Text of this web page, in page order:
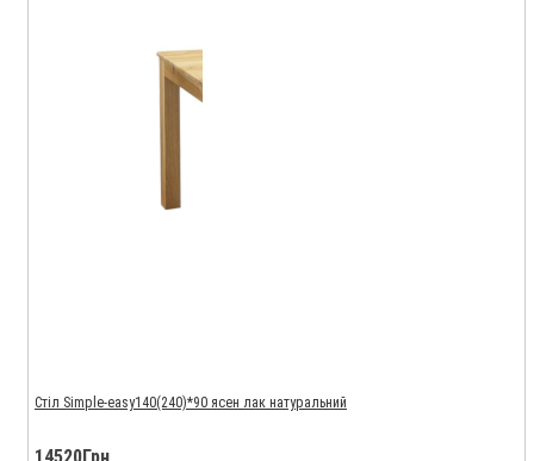
Стіл Simple-easy140(240)*90 ясен лак натуральний